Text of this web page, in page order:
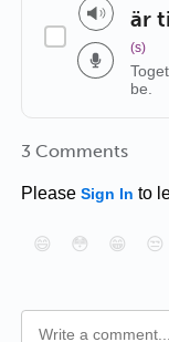
är
(s)
be.
3 Comments
Please Sign In to
😄 😳 😁 😒